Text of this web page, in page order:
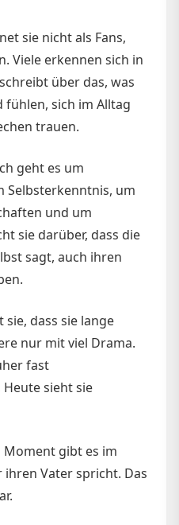
sie nicht als Fans,
Viele erkennen sich in
über das, was
fühlen, sich im Alltag
trauen.
geht es um
Selbsterkenntnis, um
und um
sie darüber, dass die
sagt, auch ihren
dass sie lange
nur mit viel Drama.
fast
sieht sie
Moment gibt es im
ihren Vater spricht. Das